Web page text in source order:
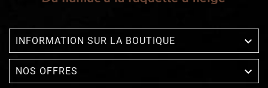
INFORMATION SUR LA BOUTIQUE 
NOS OFFRES 